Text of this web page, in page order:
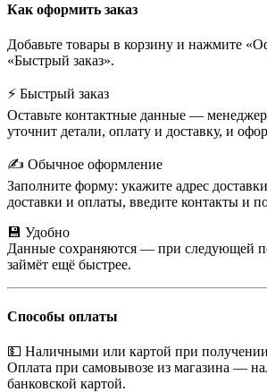
Как оформить заказ
Добавьте товары в корзину и нажмите
«Быстрый заказ».
⚡ Быстрый заказ
Оставьте контактные данные —
уточнит детали, оплату и доставку, и
✍️ Обычное оформление
Заполните форму: укажите адрес
доставки и оплаты, введите контакты и
💾 Удобно
Данные сохраняются — при следующей
займёт ещё быстрее.
Способы оплаты
💵 Наличными или картой при получении
Оплата при самовывозе из магазина —
банковской картой.